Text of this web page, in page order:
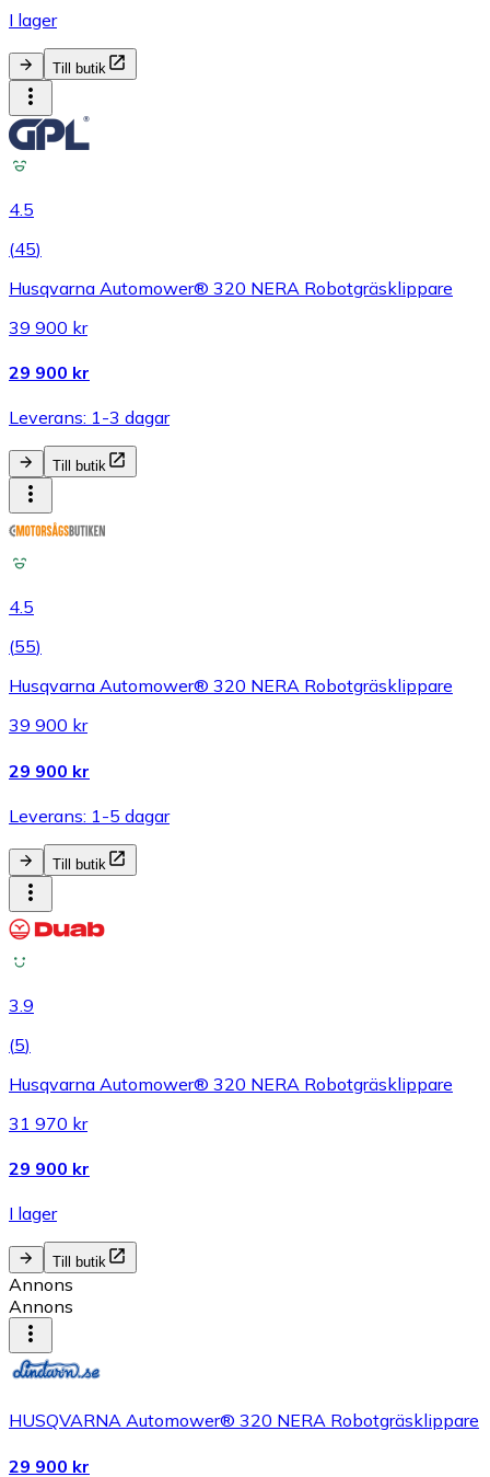
I lager
Till butik
4.5
(45)
Husqvarna Automower® 320 NERA Robotgräsklippare
39 900 kr
29 900 kr
Leverans: 1-3 dagar
Till butik
4.5
(55)
Husqvarna Automower® 320 NERA Robotgräsklippare
39 900 kr
29 900 kr
Leverans: 1-5 dagar
Till butik
3.9
(5)
Husqvarna Automower® 320 NERA Robotgräsklippare
31 970 kr
29 900 kr
I lager
Till butik
Annons
Annons
HUSQVARNA Automower® 320 NERA Robotgräsklippare
29 900 kr